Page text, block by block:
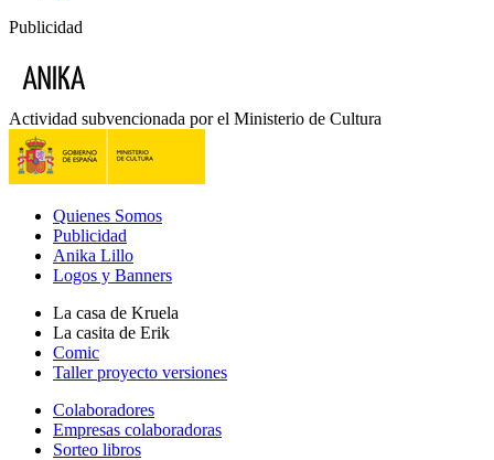
Publicidad
Actividad subvencionada por el Ministerio de Cultura
Quienes Somos
Publicidad
Anika Lillo
Logos y Banners
La casa de Kruela
La casita de Erik
Comic
Taller proyecto versiones
Colaboradores
Empresas colaboradoras
Sorteo libros